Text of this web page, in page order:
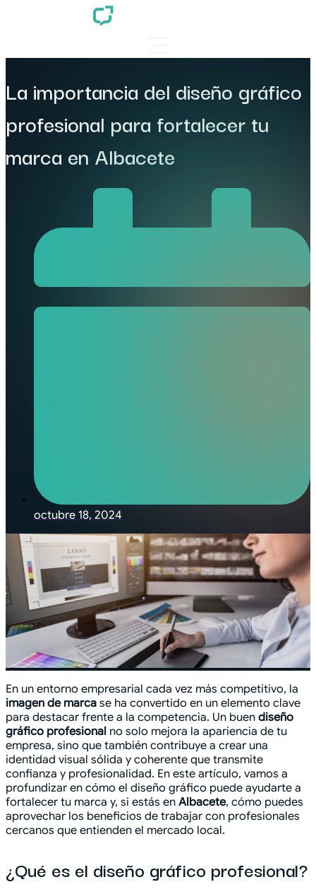
La importancia del diseño gráfico
profesional para fortalecer tu
marca en Albacete
octubre 18, 2024
En un entorno empresarial cada vez más competitivo, la
imagen de marca se ha convertido en un elemento clave
para destacar frente a la competencia. Un buen diseño
gráfico profesional no solo mejora la apariencia de tu
empresa, sino que también contribuye a crear una
identidad visual sólida y coherente que transmite
confianza y profesionalidad. En este artículo, vamos a
profundizar en cómo el diseño gráfico puede ayudarte a
fortalecer tu marca y, si estás en Albacete, cómo puedes
aprovechar los beneficios de trabajar con profesionales
cercanos que entienden el mercado local.
¿Qué es el diseño gráfico profesional?